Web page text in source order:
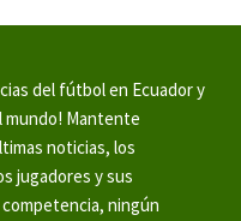
del fútbol en Ecuador y
mundo! Mantente
noticias, los
jugadores y sus
ningún